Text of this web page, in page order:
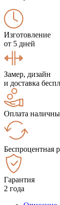
Изготовление
от 5 дней
Замер, дизайн
и доставка
Оплата
Беспроцентная
Гарантия
2 года